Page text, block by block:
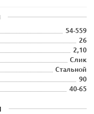
54-559
26
2,10
Слик
Стальной
90
40-65